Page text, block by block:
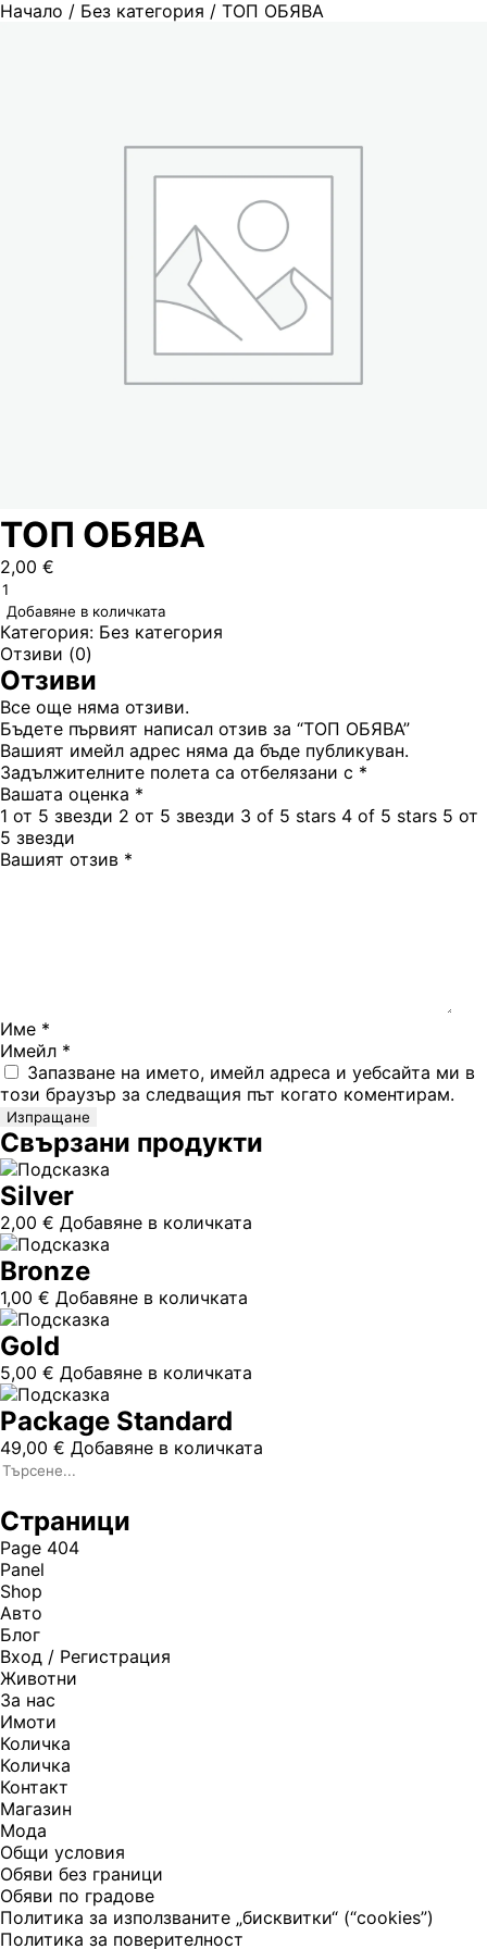
Начало / Без категория / ТОП ОБЯВА
ТОП ОБЯВА
2,00 €
Добавяне в количката
Категория: Без категория
Отзиви (0)
Отзиви
Все още няма отзиви.
Бъдете първият написал отзив за “ТОП ОБЯВА”
Вашият имейл адрес няма да бъде публикуван.
Задължителните полета са отбелязани с *
Вашата оценка *
1 от 5 звезди 2 от 5 звезди 3 of 5 stars 4 of 5 stars 5 от
5 звезди
Вашият отзив *
Име *
Имейл *
Запазване на името, имейл адреса и уебсайта ми в
този браузър за следващия път когато коментирам.
Свързани продукти
Silver
2,00 € Добавяне в количката
Bronze
1,00 € Добавяне в количката
Gold
5,00 € Добавяне в количката
Package Standard
49,00 € Добавяне в количката
Страници
Page 404
Panel
Shop
Авто
Блог
Вход / Регистрация
Животни
За нас
Имоти
Количка
Количка
Контакт
Магазин
Мода
Общи условия
Обяви без граници
Обяви по градове
Политика за използваните „бисквитки“ (“cookies”)
Политика за поверителност